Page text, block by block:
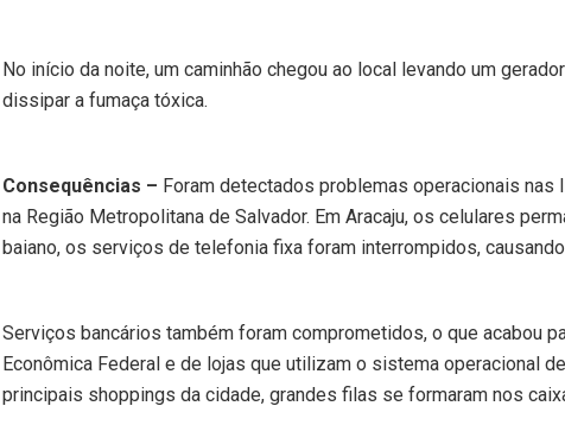
No início da noite, um caminhão chegou ao local levando um
dissipar a fumaça tóxica.
Consequências – Foram detectados problemas operacionais
na Região Metropolitana de Salvador. Em Aracaju, os celulares
baiano, os serviços de telefonia fixa foram interrompidos,
Serviços bancários também foram comprometidos, o que acabou
Econômica Federal e de lojas que utilizam o sistema operacional
principais shoppings da cidade, grandes filas se formaram nos